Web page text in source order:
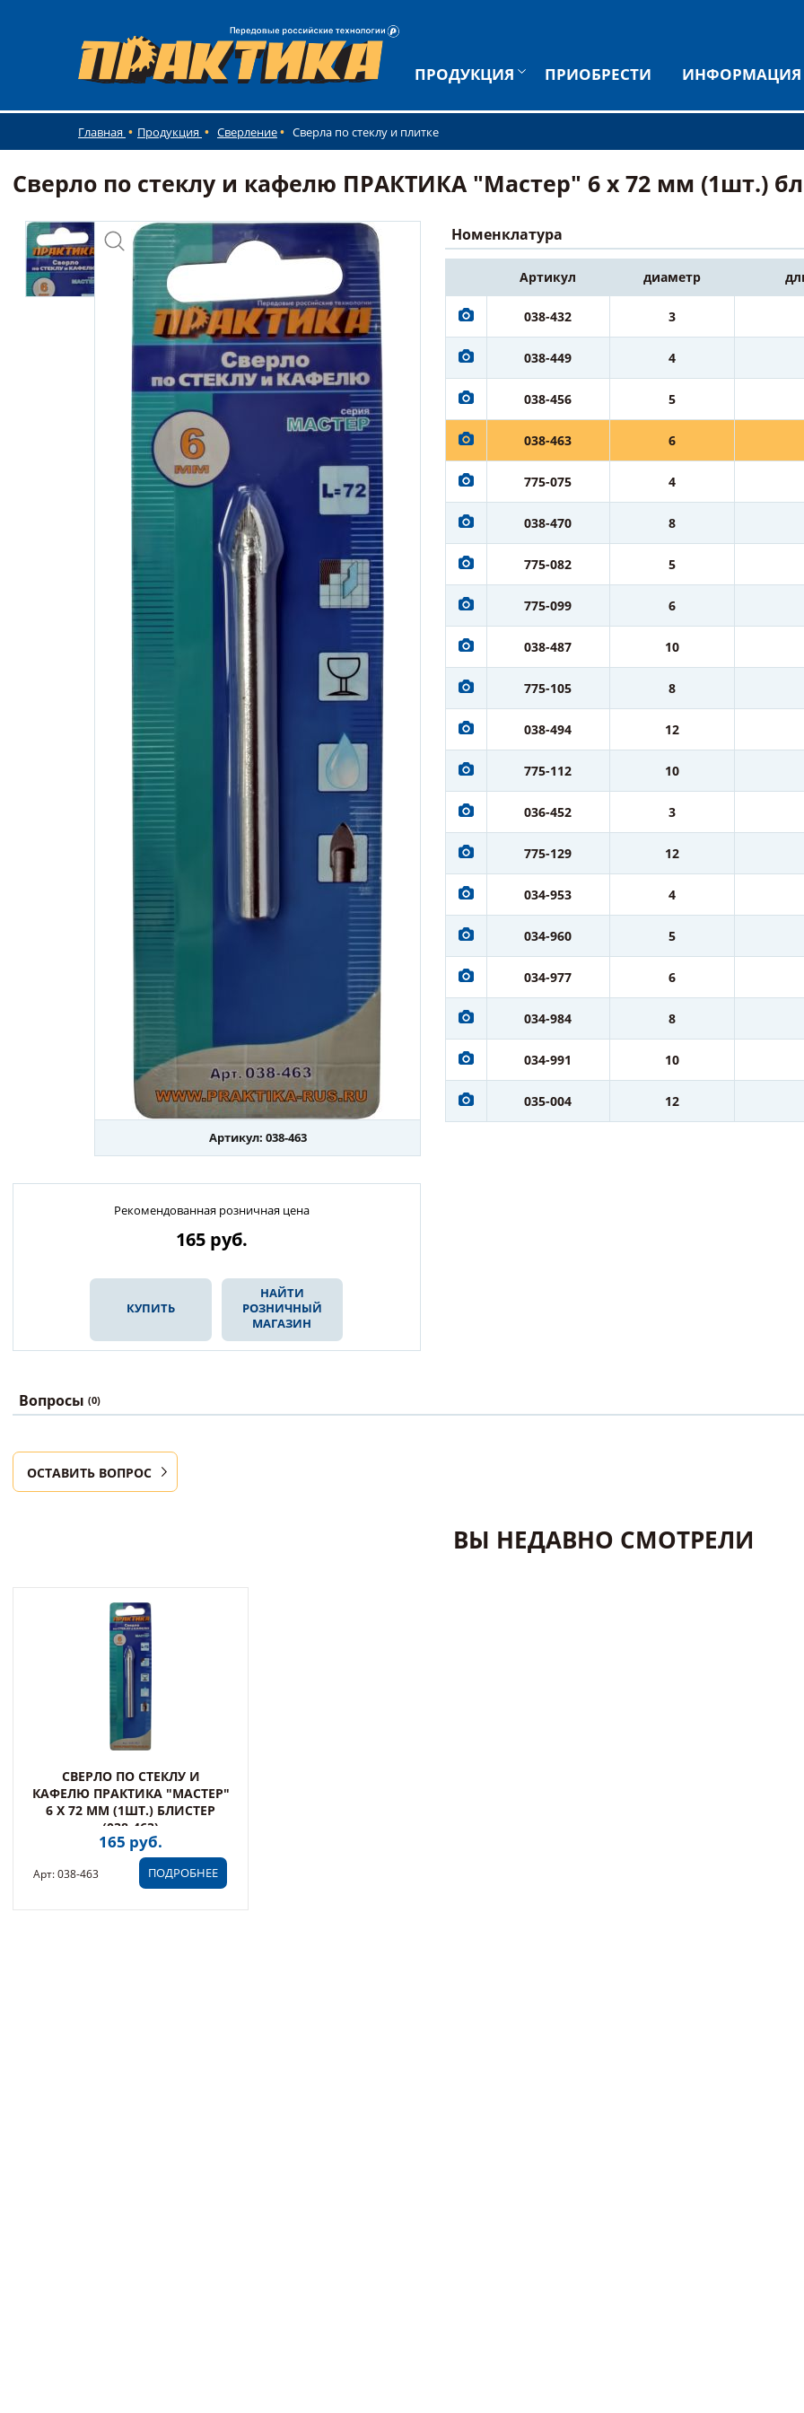
ПРОДУКЦИЯ ПРИОБРЕСТИ ИНФОРМАЦИЯ
Главная Продукция Сверление Сверла по стеклу и плитке
Сверло по стеклу и кафелю ПРАКТИКА "Мастер" 6 х 72 мм (1шт.)
Артикул: 038-463
Рекомендованная розничная цена
165 руб.
КУПИТЬ
НАЙТИ
РОЗНИЧНЫЙ
МАГАЗИН
Номенклатура
Артикул диаметр
038-432 3
038-449 4
038-456 5
038-463 6
775-075 4
038-470 8
775-082 5
775-099 6
038-487 10
775-105 8
038-494 12
775-112 10
036-452 3
775-129 12
034-953 4
034-960 5
034-977 6
034-984 8
034-991 10
035-004 12
Вопросы (0)
ОСТАВИТЬ ВОПРОС
ВЫ НЕДАВНО СМОТРЕЛИ
СВЕРЛО ПО СТЕКЛУ И
КАФЕЛЮ ПРАКТИКА "МАСТЕР"
6 Х 72 ММ (1ШТ.) БЛИСТЕР
(038-463)
165 руб.
ПОДРОБНЕЕ
Арт: 038-463